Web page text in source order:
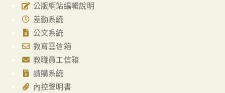
公版網站編輯說明
差勤系統
公文系統
教育雲信箱
教職員工信箱
請購系統
內控聲明書